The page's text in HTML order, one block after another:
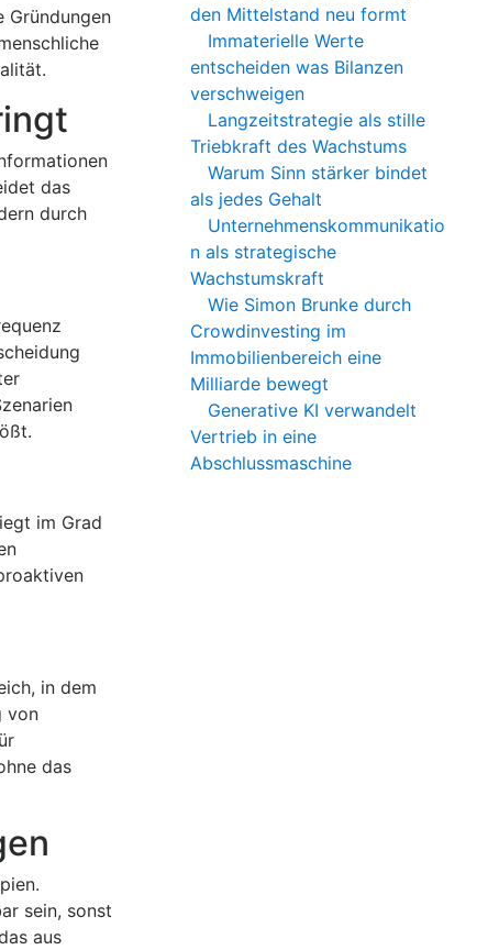
Gründungen
das
durch
im Grad
in dem
von
das
sein, sonst
aus
den Mittelstand neu formt
Immaterielle Werte
entscheiden was Bilanzen
verschweigen
Langzeitstrategie als stille
Triebkraft des Wachstums
Warum Sinn stärker bindet
als jedes Gehalt
Unternehmenskommunikatio
n als strategische
Wachstumskraft
Wie Simon Brunke durch
Crowdinvesting im
Immobilienbereich eine
Milliarde bewegt
Generative KI verwandelt
Vertrieb in eine
Abschlussmaschine